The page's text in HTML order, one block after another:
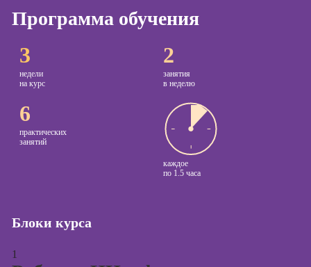
Программа обучения
3
недели
на курс
2
занятия
в неделю
6
практических
занятий
каждое
по 1.5 часа
Блоки курса
1